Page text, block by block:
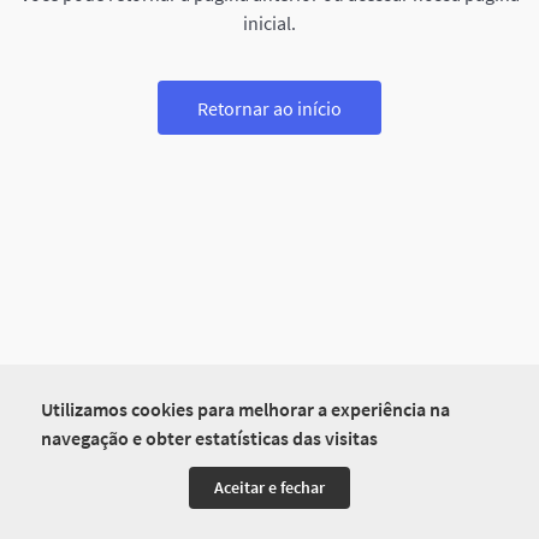
Utilizamos cookies para melhorar a experiência na
navegação e obter estatísticas das visitas
Aceitar e fechar
inicial.
Retornar ao início